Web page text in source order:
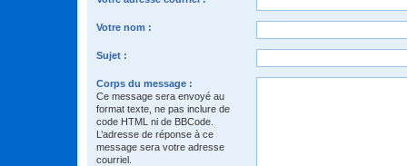
Votre nom :
Sujet :
Corps du message :
Ce message sera envoyé au
format texte, ne pas inclure de
code HTML ni de BBCode.
L’adresse de réponse à ce
message sera votre adresse
courriel.